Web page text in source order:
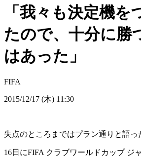
「我々も決定機を
たので、十分に勝
はあった」
FIFA
2015/12/17 (木) 11:30
失点のところまではプラン通りと語っ
16日にFIFA クラブワールドカップ ジ